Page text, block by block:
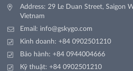
Address: 29 Le Duan Street, Saigon
Vietnam
Email: info@gskygo.com
Kinh doanh: +84 0902501210
Bảo hành: +84 0944004666
Kỹ thuật: +84 0902501210